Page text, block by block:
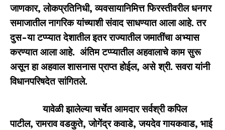
जाणकार,लोकप्रतिनिधी,व्यवसायानिमित्त फिरस्तीवरील धनगर
समाजातील नागरिक यांच्याशी संवाद साधण्यात आला आहे. तर
दुस-या टप्प्यात देशातील इतर राज्यातील जमातींचा अभ्यास
करण्यात आला आहे. अंतिम टप्प्यातील अहवालाचे काम सुरू
असून हा अहवाल शासनास प्राप्त होईल, असे श्री. सवरा यांनी
विधानपरिषदेत सांगितले.
यावेळी झालेल्या चर्चेत आमदार सर्वश्री कपिल
पाटील,रामराव वडकुते,जोगेंद्र कवाडे,जयदेव गायकवाड, भाई